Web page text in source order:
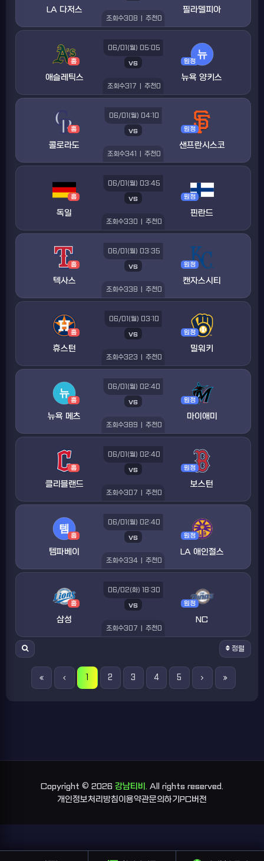
LA 다저스 필라델피아
조회수308 추천 0
홈
애슬레틱스
vs 원정
뉴욕 양키스
06/01(월) 05:05
조회수317 추천 0
홈
콜로라도
vs 원정
샌프란시스코
06/01(월) 04:10
조회수341 추천 0
홈
독일
vs 원정
핀란드
06/01(월) 03:45
조회수330 추천 0
홈
텍사스
vs 원정
캔자스시티
06/01(월) 03:35
조회수338 추천 0
홈
휴스턴
vs 원정
밀워키
06/01(월) 03:10
조회수323 추천 0
홈
뉴욕 메츠
vs 원정
마이애미
06/01(월) 02:40
조회수389 추천 0
홈
클리블랜드
vs 원정
보스턴
06/01(월) 02:40
조회수307 추천 0
홈
템파베이
vs 원정
LA 애인절스
06/01(월) 02:40
조회수334 추천 0
홈
삼성
vs 원정
NC
06/02(화) 18:30
조회수307 추천 0
정렬
2 3 4 5
Copyright © 2026 강남티비.
All rights reserved.
개인정보처리방침이용약관문의하기 PC버전